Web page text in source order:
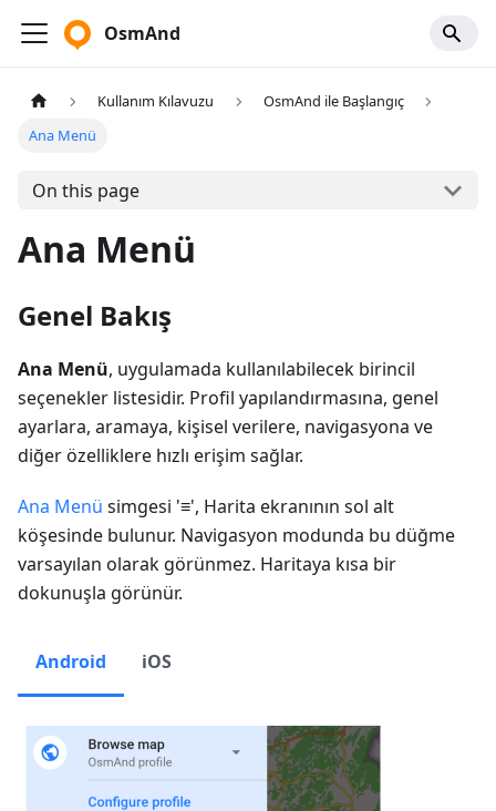
OsmAnd
Kullanım Kılavuzu
OsmAnd ile Başlangıç
Ana Menü
On this page
Ana Menü
Genel Bakış
Ana Menü, uygulamada kullanılabilecek birincil
seçenekler listesidir. Profil yapılandırmasına, genel
ayarlara, aramaya, kişisel verilere, navigasyona ve
diğer özelliklere hızlı erişim sağlar.
Ana Menü simgesi '≡', Harita ekranının sol alt
köşesinde bulunur. Navigasyon modunda bu düğme
varsayılan olarak görünmez. Haritaya kısa bir
dokunuşla görünür.
Android iOS